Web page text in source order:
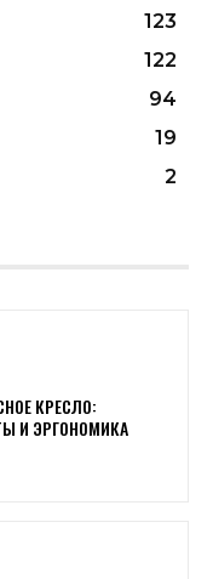
123
122
94
19
2
КРЕСЛО:
И ЭРГОНОМИКА